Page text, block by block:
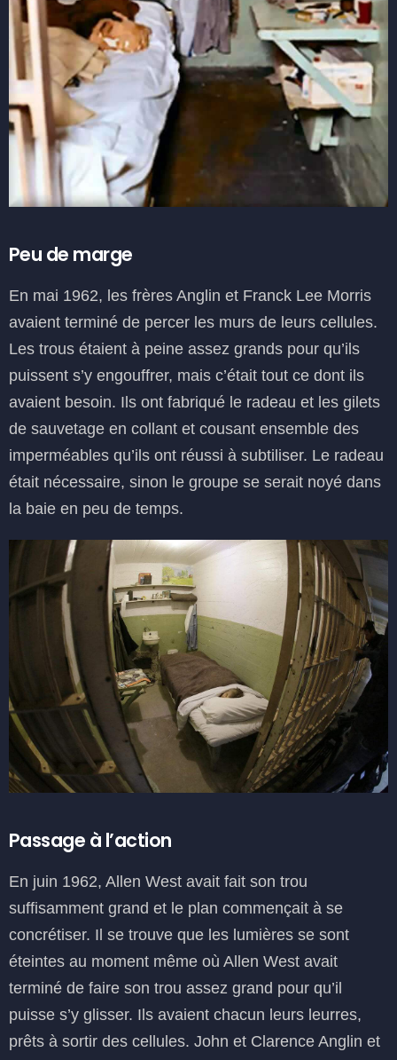
Peu de marge
En mai 1962, les frères Anglin et Franck Lee Morris
avaient terminé de percer les murs de leurs cellules.
Les trous étaient à peine assez grands pour qu’ils
puissent s’y engouffrer, mais c’était tout ce dont ils
avaient besoin. Ils ont fabriqué le radeau et les gilets
de sauvetage en collant et cousant ensemble des
imperméables qu’ils ont réussi à subtiliser. Le radeau
était nécessaire, sinon le groupe se serait noyé dans
la baie en peu de temps.
Passage à l’action
En juin 1962, Allen West avait fait son trou
suffisamment grand et le plan commençait à se
concrétiser. Il se trouve que les lumières se sont
éteintes au moment même où Allen West avait
terminé de faire son trou assez grand pour qu’il
puisse s’y glisser. Ils avaient chacun leurs leurres,
prêts à sortir des cellules. John et Clarence Anglin et